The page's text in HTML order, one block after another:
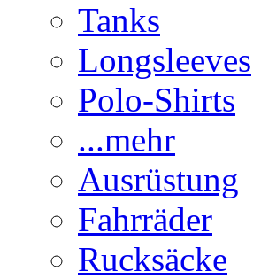
Tanks
Longsleeves
Polo-Shirts
...mehr
Ausrüstung
Fahrräder
Rucksäcke